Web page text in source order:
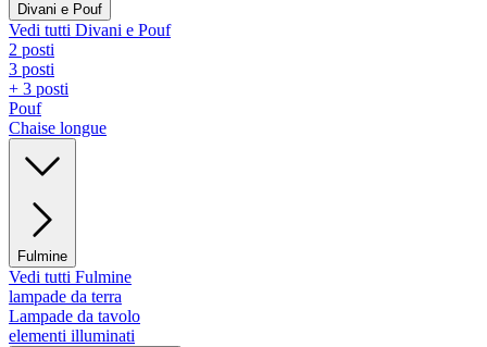
Divani e Pouf
Vedi tutti Divani e Pouf
2 posti
3 posti
+ 3 posti
Pouf
Chaise longue
Fulmine
Vedi tutti Fulmine
lampade da terra
Lampade da tavolo
elementi illuminati